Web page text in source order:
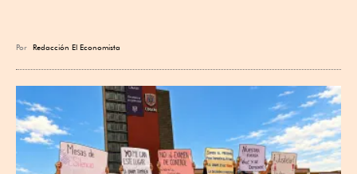
Por Redacción El Economista